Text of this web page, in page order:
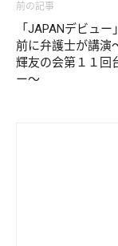
前の記事
「JAPANデビュ
前に弁護士が講演
輝友の会第１１回
ー～